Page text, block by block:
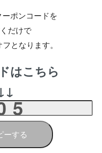
ポンコードを
だけで
となります。
はこちら
ーする